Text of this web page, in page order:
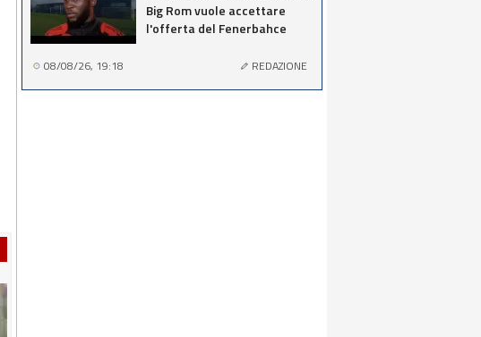
Big Rom vuole accettare
l'offerta del Fenerbahce
08/08/26, 19:18 REDAZIONE